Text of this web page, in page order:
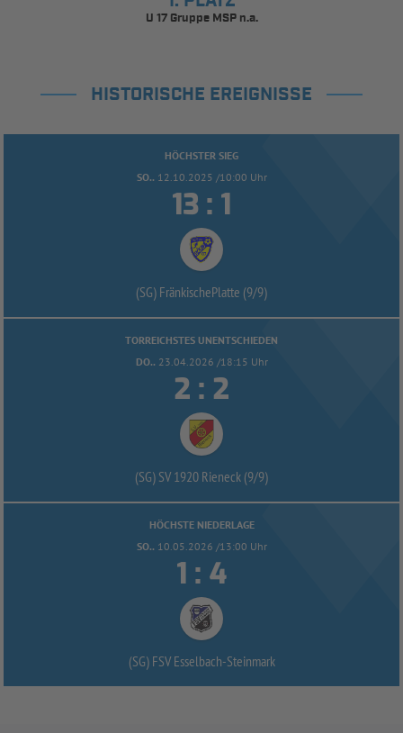
U 17 Gruppe MSP n.a.
HISTORISCHE EREIGNISSE
HÖCHSTER SIEG
SO.. 12.10.2025 /10:00 Uhr
 : 
(SG) FränkischePlatte (9/9)
TORREICHSTES UNENTSCHIEDEN
DO.. 23.04.2026 /18:15 Uhr
 : 
(SG) SV 1920 Rieneck (9/9)
HÖCHSTE NIEDERLAGE
SO.. 10.05.2026 /13:00 Uhr
 : 
(SG) FSV Esselbach-Steinmark